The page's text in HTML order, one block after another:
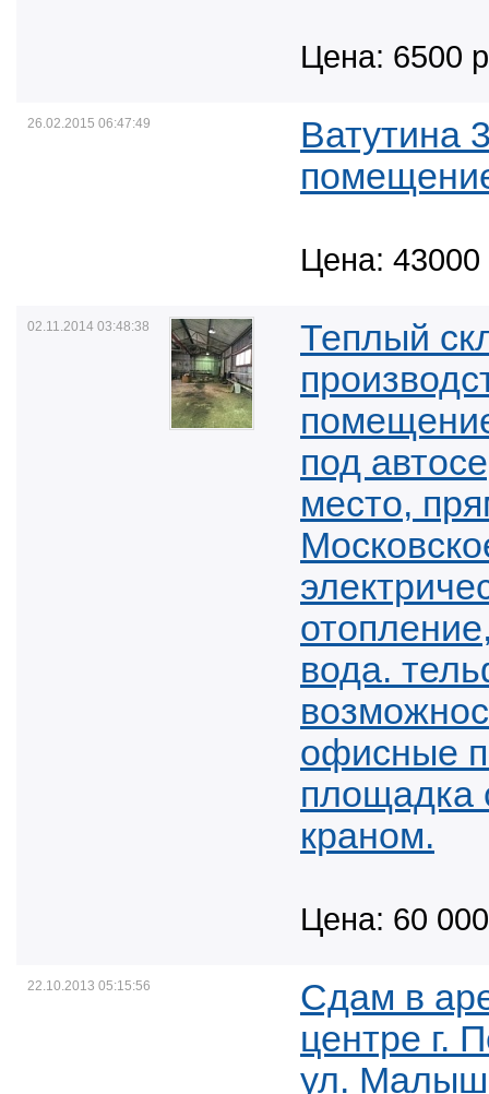
Цена: 6500
26.02.2015 06:47:49
Ватутина
Цена: 43000
02.11.2014 03:48:38
Теплый
под
место,
вода.
офисные
площадка
краном.
Цена: 60
22.10.2013 05:15:56
Cдам в
центре г.
ул.